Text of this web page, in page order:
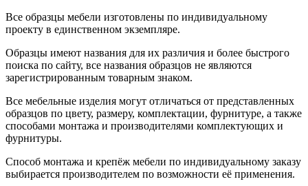
Все образцы мебели изготовлены по индивидуальному
проекту в единственном экземпляре.
Образцы имеют названия для их различия и более быстрого
поиска по сайту, все названия образцов не являются
зарегистрированным товарным знаком.
Все мебельные изделия могут отличаться от представленных
образцов по цвету, размеру, комплектации, фурнитуре, а также
способами монтажа и производителями комплектующих и
фурнитуры.
Способ монтажа и крепёж мебели по индивидуальному заказу
выбирается производителем по возможности её применения.